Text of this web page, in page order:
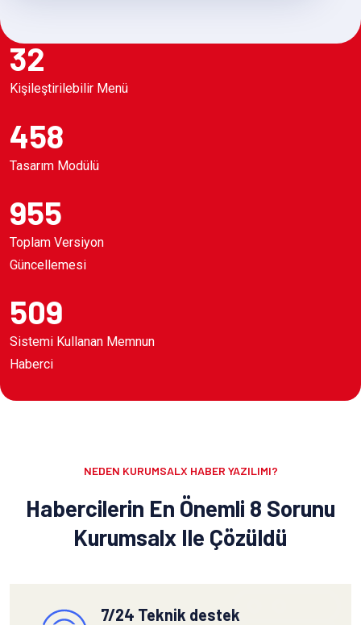
32
Kişileştirilebilir Menü
458
Tasarım Modülü
955
Toplam Versiyon
Güncellemesi
509
Sistemi Kullanan Memnun
Haberci
NEDEN KURUMSALX HABER YAZILIMI?
Habercilerin En Önemli 8 Sorunu
Kurumsalx Ile Çözüldü
7/24 Teknik destek